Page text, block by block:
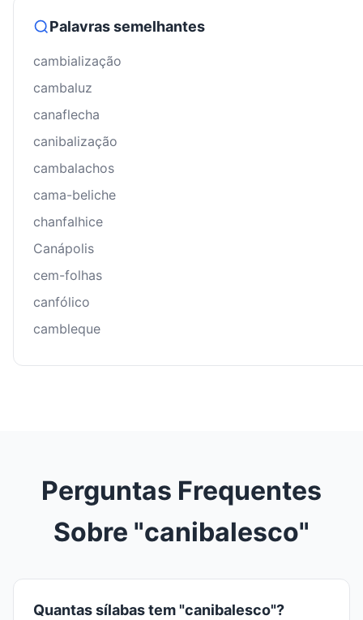
Palavras semelhantes
cambialização
cambaluz
canaflecha
canibalização
cambalachos
cama-beliche
chanfalhice
Canápolis
cem-folhas
canfólico
cambleque
Perguntas Frequentes
Sobre "canibalesco"
Quantas sílabas tem "canibalesco"?